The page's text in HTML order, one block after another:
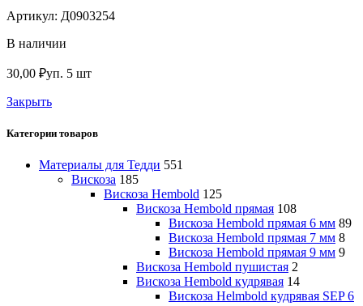
Артикул: Д0903254
В наличии
30,00 ₽уп. 5 шт
Закрыть
Категории товаров
Материалы для Тедди 551
Вискоза 185
Вискоза Hembold 125
Вискоза Hembold прямая 108
Вискоза Hembold прямая 6 мм 89
Вискоза Hembold прямая 7 мм 8
Вискоза Hembold прямая 9 мм 9
Вискоза Hembold пушистая 2
Вискоза Hembold кудрявая 14
Вискоза Helmbold кудрявая SEP 6